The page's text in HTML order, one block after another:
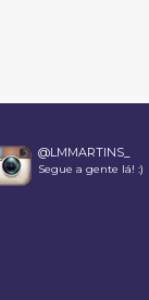
@LMMARTINS_
Segue a gente lá! :)